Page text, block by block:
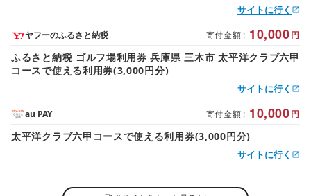
サイトに行く
寄付金額 : 10,000円
ヤフーのふるさと納税
ふるさと納税 ゴルフ場利用券 兵庫県 三木市 太平洋クラブ六甲
コースで使える利用券(3,000円分)
サイトに行く
寄付金額 : 10,000円
au PAY
太平洋クラブ六甲コースで使える利用券(3,000円分)
サイトに行く